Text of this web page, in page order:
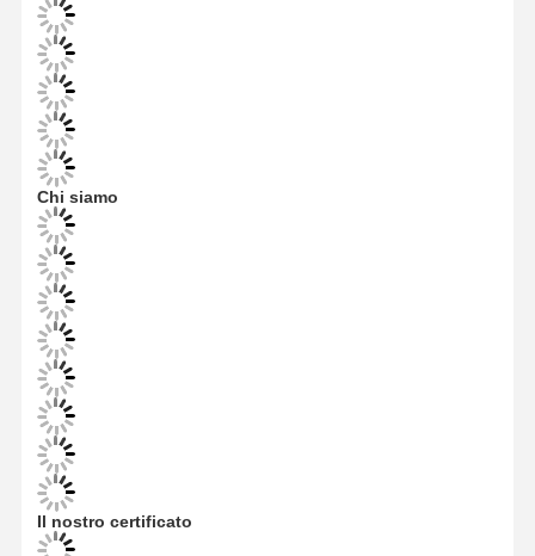
Tutti I Casi
macchine per giochi per bambini
Macchina di gioco di auto da corsa
Macchine per videogiochi
Macchina del gioco di estinzione del biglietto
Chi siamo
Il nostro certificato